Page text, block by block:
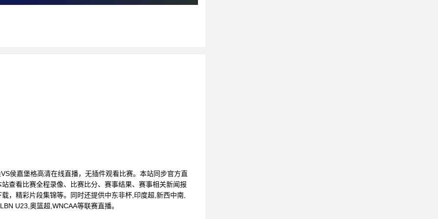
侯嘉堡格高清在线直播，无插件观看比赛。本站同步官方直
查看比赛全程录像、比赛比分、赛事结果、赛事相关新闻报
，精彩片段集锦等。同时还提供中东非杯,印度超,新西中南,
U23,奥篮超,WNCAA等联赛直播。